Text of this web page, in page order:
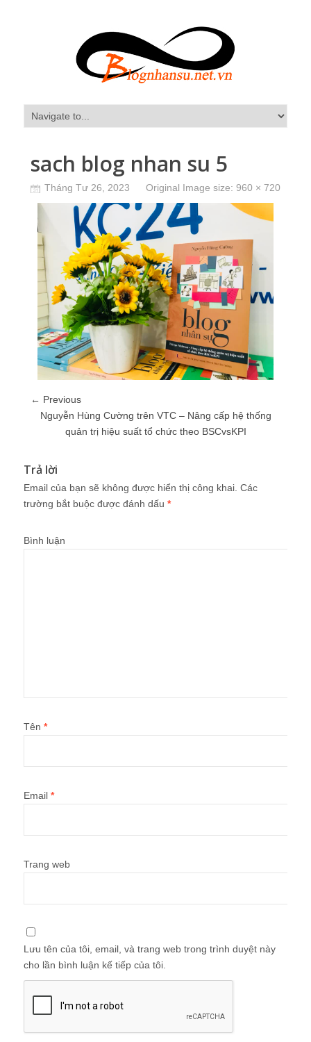
sach blog nhan su 5
Tháng Tư 26, 2023 Original Image size: 960 × 720
← Previous
Nguyễn Hùng Cường trên VTC – Nâng cấp hệ thống
quản trị hiệu suất tổ chức theo BSCvsKPI
Trả lời
Email của bạn sẽ không được hiển thị công khai. Các
trường bắt buộc được đánh dấu *
Bình luận
Tên *
Email *
Trang web
Lưu tên của tôi, email, và trang web trong trình duyệt này
cho lần bình luận kế tiếp của tôi.